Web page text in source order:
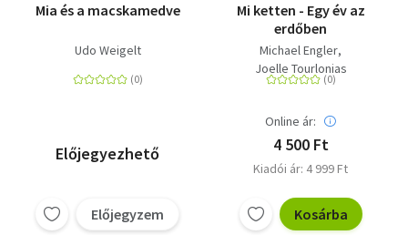
Mia és a macskamedve
Udo Weigelt
Előjegyezhető
Előjegyzem
Mi ketten - Egy év az
erdőben
Michael Engler
Joelle Tourlonias
Online ár:
4 500 Ft
Kiadói ár: 4 999 Ft
Kosárba